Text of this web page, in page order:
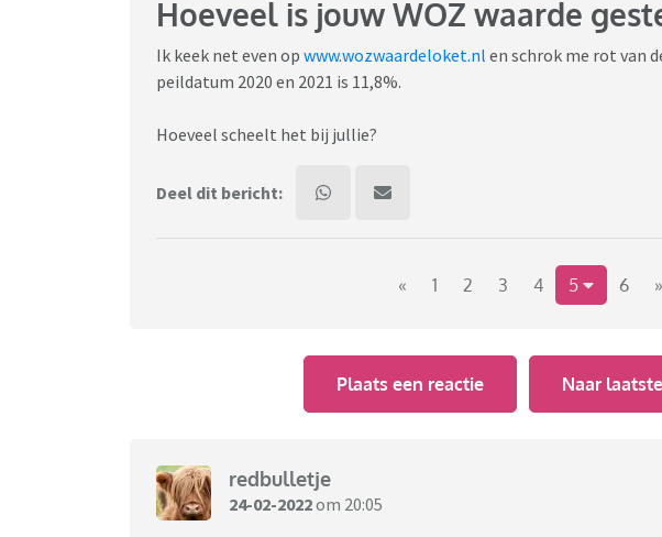
Hoeveel is jouw WOZ waarde
Ik keek net even op www.wozwaardeloket.nl en schrok me rot van
peildatum 2020 en 2021 is 11,8%.
Hoeveel scheelt het bij jullie?
Deel dit bericht:
« 1 2 3 4 5 6 »
Plaats een reactie Naar
redbulletje
24-02-2022om 20:05